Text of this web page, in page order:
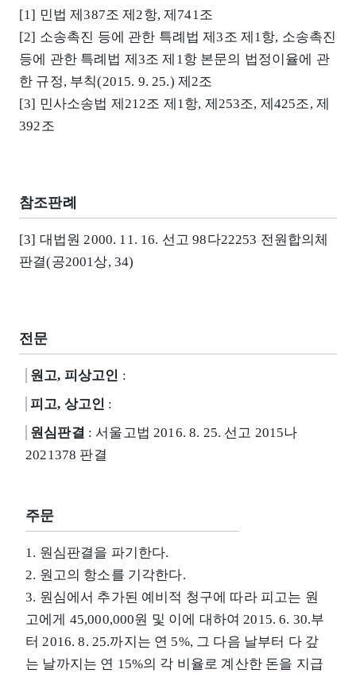
[1] 민법 제387조 제2항, 제741조
[2] 소송촉진 등에 관한 특례법 제3조 제1항, 소송촉진
등에 관한 특례법 제3조 제1항 본문의 법정이율에 관
한 규정, 부칙(2015. 9. 25.) 제2조
[3] 민사소송법 제212조 제1항, 제253조, 제425조, 제
392조
참조판례
[3] 대법원 2000. 11. 16. 선고 98다22253 전원합의체
판결(공2001상, 34)
전문
원고, 피상고인 :
피고, 상고인 :
원심판결 : 서울고법 2016. 8. 25. 선고 2015나
2021378 판결
주문
1. 원심판결을 파기한다.
2. 원고의 항소를 기각한다.
3. 원심에서 추가된 예비적 청구에 따라 피고는 원
고에게 45,000,000원 및 이에 대하여 2015. 6. 30.부
터 2016. 8. 25.까지는 연 5%, 그 다음 날부터 다 갚
는 날까지는 연 15%의 각 비율로 계산한 돈을 지급